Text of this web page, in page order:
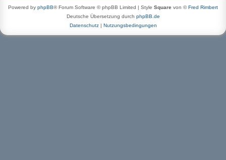
Powered by phpBB® Forum Software © phpBB Limited | Style Square von ©Fred Rimbert
Deutsche Übersetzung durch phpBB.de
Datenschutz| Nutzungsbedingungen